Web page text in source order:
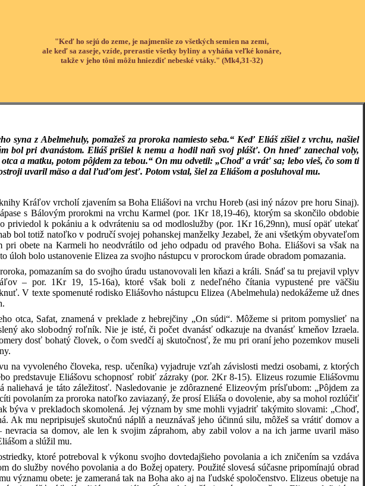
"Keď ho sejú do zeme, je najmenšie zo všetkých semien na zemi,
ale keď sa zaseje, vzíde, prerastie všetky byliny a vyháňa veľké konáre,
takže v jeho tôni môžu hniezdiť nebeské vtáky." (Mk4,31-32)
syna z Abelmehuly, pomažeš za proroka namiesto seba.“ Keď Eliáš zišiel z vrchu, našiel
bol pri dvanástom. Eliáš prišiel k nemu a hodil naň svoj plášť. On hneď zanechal voly,
a matku, potom pôjdem za tebou.“ On mu odvetil: „Choď a vráť sa; lebo vieš, čo som ti
uvaril mäso a dal ľuďom jesť. Potom vstal, šiel za Eliášom a posluhoval mu.
Kráľov vrcholí zjavením sa Boha Eliášovi na vrchu Horeb (asi iný názov pre horu Sinaj).
s Bálovým prorokmi na vrchu Karmel (por. 1Kr 18,19-46), ktorým sa skončilo obdobie
priviedol k pokániu a k odvráteniu sa od modloslužby (por. 1Kr 16,29nn), musí opäť utekať
bol totiž natoľko v područí svojej pohanskej manželky Jezabel, že ani všetkým obyvateľom
obete na Karmeli ho neodvrátilo od jeho odpadu od pravého Boha. Eliášovi sa však na
bolo ustanovenie Elizea za svojho nástupcu v prorockom úrade obradom pomazania.
pomazaním sa do svojho úradu ustanovovali len kňazi a králi. Snáď sa tu prejavil vplyv
– por. 1Kr 19, 15-16a), ktoré však boli z nedeľného čítania vypustené pre väčšiu
V texte spomenuté rodisko Eliášovho nástupcu Elizea (Abelmehula) nedokážeme už dnes
otca, Safat, znamená v preklade z hebrejčiny „On súdi“. Môžeme si pritom pomyslieť na
ako slobodný roľník. Nie je isté, či počet dvanásť odkazuje na dvanásť kmeňov Izraela.
dosť bohatý človek, o čom svedčí aj skutočnosť, že mu pri oraní jeho pozemkov museli
na vyvoleného človeka, resp. učeníka) vyjadruje vzťah závislosti medzi osobami, z ktorých
predstavuje Eliášovu schopnosť robiť zázraky (por. 2Kr 8-15). Elizeus rozumie Eliášovmu
je táto záležitosť. Nasledovanie je zdôraznené Elizeovým prísľubom: „Pôjdem za
povolaním za proroka natoľko zaviazaný, že prosí Eliáša o dovolenie, aby sa mohol rozlúčiť
býva v prekladoch skomolená. Jej význam by sme mohli vyjadriť takýmito slovami: „Choď,
Ak mu nepripisuješ skutočnú náplň a neuznávaš jeho účinnú silu, môžeš sa vrátiť domov a
sa domov, ale len k svojim záprahom, aby zabil volov a na ich jarme uvaril mäso
a slúžil mu.
ktoré potreboval k výkonu svojho dovtedajšieho povolania a ich zničením sa vzdáva
do služby nového povolania a do Božej opatery. Použité slovesá súčasne pripomínajú obrad
významu obete: je zameraná tak na Boha ako aj na ľudské spoločenstvo. Elizeus obetuje na